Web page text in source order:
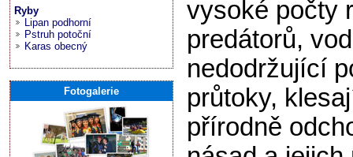
vysoké počty
predátorů,
nedodržující
průtoky,
přírodně
Ryby
Lipan podhorní
Pstruh potoční
Karas obecný
Fotogalerie